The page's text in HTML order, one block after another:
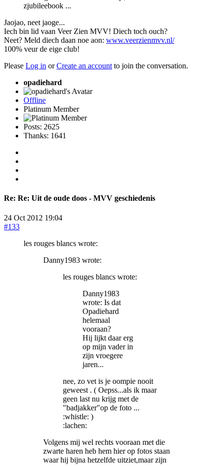
zjubileebook ...
Jaojao, neet jaoge...
Iech bin lid vaan Veer Zien MVV! Diech toch ouch?
Neet? Meld diech daan noe aon: www.veerzienmvv.nl/
100% veur de eige club!
Please Log in orCreate an account to join the conversation.
opadiehard
Offline
Platinum Member
Posts: 2625
Thanks: 1641
Re: Re: Uit de oude doos - MVV geschiedenis
24 Oct 2012 19:04
#133
les rouges blancs wrote:
Danny1983 wrote:
les rouges blancs wrote:
Danny1983
wrote: Is dat
Opadiehard
helemaal
vooraan?
Hij lijkt daar erg
op mijn vader in
zijn vroegere
jaren...
nee, zo vet is je oompie nooit
geweest . ( Oepss...als ik maar
geen last nu krijg met de
"badjakker"op de foto ...
:whistle: )
:lachen:
Volgens mij wel rechts vooraan met die
zwarte haren heb hem hier op fotos staan
waar hij bijna hetzelfde uitziet,maar zijn